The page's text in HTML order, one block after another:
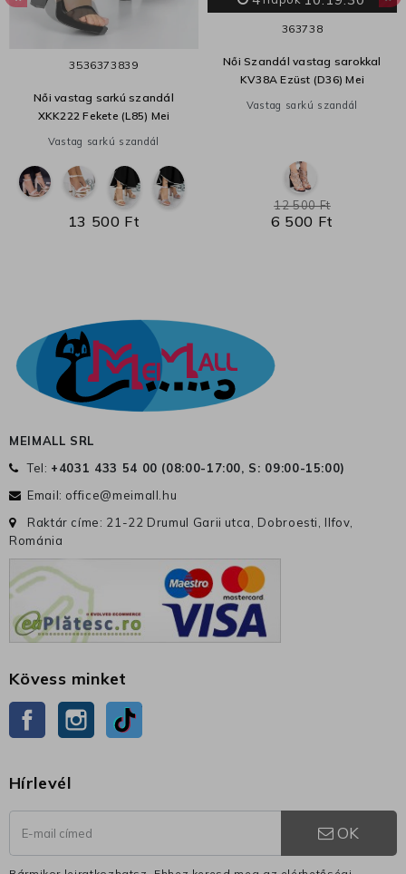
3536373839
Női vastag sarkú szandál
XKK222 Fekete (L85) Mei
Vastag sarkú szandál
13 500 Ft
363738
Női Szandál vastag sarokkal
KV38A Ezüst (D36) Mei
Vastag sarkú szandál
6 500 Ft
12 500 Ft
MEIMALL SRL
Tel: +4031 433 54 00 (08:00-17:00, S: 09:00-15:00)
Email: office@meimall.hu
Raktár címe: 21-22 Drumul Garii utca, Dobroesti, Ilfov,
Románia
Kövess minket
Facebook Instagram
Hírlevél
OK